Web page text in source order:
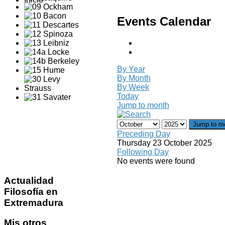
Events Calendar
By Year
By Month
By Week
Today
Jump to month
Jump to
Preceding Day
Thursday 23 October 2025
Following Day
No events were found
Actualidad
Filosofía en
Extremadura
Mis otros